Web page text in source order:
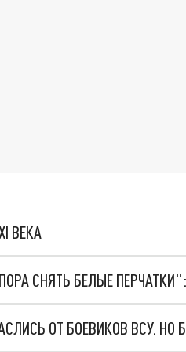
ВЕКА
СНЯТЬ БЕЛЫЕ
ОТ БОЕВИКОВ ВСУ.